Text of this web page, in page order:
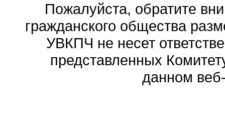
Пожалуйста, обратите
гражданского общества
УВКПЧ не несет
представленных
данном